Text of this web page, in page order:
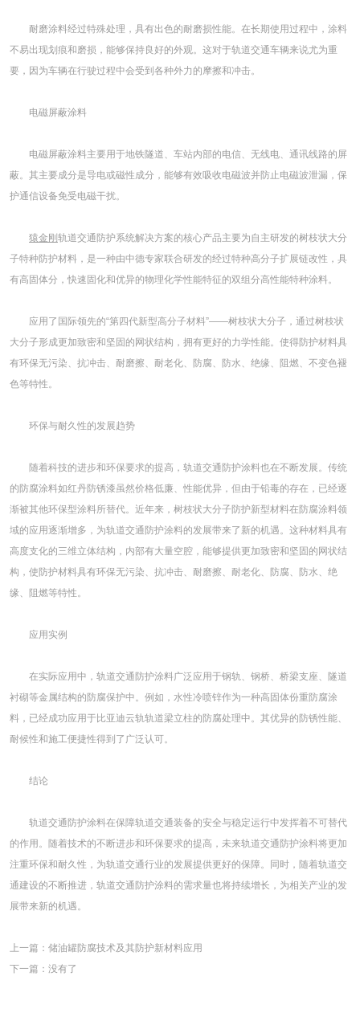
耐磨涂料经过特殊处理，具有出色的耐磨损性能。在长期使用过程中，涂料
不易出现划痕和磨损，能够保持良好的外观。这对于轨道交通车辆来说尤为重
要，因为车辆在行驶过程中会受到各种外力的摩擦和冲击。
电磁屏蔽涂料
电磁屏蔽涂料主要用于地铁隧道、车站内部的电信、无线电、通讯线路的屏
蔽。其主要成分是导电或磁性成分，能够有效吸收电磁波并防止电磁波泄漏，保
护通信设备免受电磁干扰。
猿金刚 轨道交通防护系统解决方案的核心产品主要为自主研发的树枝状大分
子特种防护材料，是一种由中德专家联合研发的经过特种高分子扩展链改性，具
有高固体分，快速固化和优异的物理化学性能特征的双组分高性能特种涂料。
应用了国际领先的“第四代新型高分子材料”——树枝状大分子，通过树枝状
大分子形成更加致密和坚固的网状结构，拥有更好的力学性能。使得防护材料具
有环保无污染、抗冲击、耐磨擦、耐老化、防腐、防水、绝缘、阻燃、不变色褪
色等特性。
环保与耐久性的发展趋势
随着科技的进步和环保要求的提高，轨道交通防护涂料也在不断发展。传统
的防腐涂料如红丹防锈漆虽然价格低廉、性能优异，但由于铅毒的存在，已经逐
渐被其他环保型涂料所替代。近年来，树枝状大分子防护新型材料在防腐涂料领
域的应用逐渐增多，为轨道交通防护涂料的发展带来了新的机遇。这种材料具有
高度支化的三维立体结构，内部有大量空腔，能够提供更加致密和坚固的网状结
构，使防护材料具有环保无污染、抗冲击、耐磨擦、耐老化、防腐、防水、绝
缘、阻燃等特性。
应用实例
在实际应用中，轨道交通防护涂料广泛应用于钢轨、钢桥、桥梁支座、隧道
衬砌等金属结构的防腐保护中。例如，水性冷喷锌作为一种高固体份重防腐涂
料，已经成功应用于比亚迪云轨轨道梁立柱的防腐处理中。其优异的防锈性能、
耐候性和施工便捷性得到了广泛认可。
结论
轨道交通防护涂料在保障轨道交通装备的安全与稳定运行中发挥着不可替代
的作用。随着技术的不断进步和环保要求的提高，未来轨道交通防护涂料将更加
注重环保和耐久性，为轨道交通行业的发展提供更好的保障。同时，随着轨道交
通建设的不断推进，轨道交通防护涂料的需求量也将持续增长，为相关产业的发
展带来新的机遇。
上一篇： 储油罐防腐技术及其防护新材料应用
下一篇： 没有了